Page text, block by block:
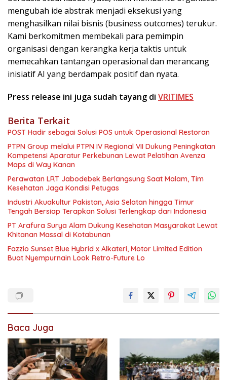
mengubah ide abstrak menjadi eksekusi yang
menghasilkan nilai bisnis (business outcomes) terukur.
Kami berkomitmen membekali para pemimpin
organisasi dengan kerangka kerja taktis untuk
memecahkan tantangan operasional dan merancang
inisiatif AI yang berdampak positif dan nyata.
Press release ini juga sudah tayang di VRITIMES
Berita Terkait
POST Hadir sebagai Solusi POS untuk Operasional Restoran
PTPN Group melalui PTPN IV Regional VII Dukung Peningkatan
Kompetensi Aparatur Perkebunan Lewat Pelatihan Avenza
Maps di Way Kanan
Perawatan LRT Jabodebek Berlangsung Saat Malam, Tim
Kesehatan Jaga Kondisi Petugas
Industri Akuakultur Pakistan, Asia Selatan hingga Timur
Tengah Bersiap Terapkan Solusi Terlengkap dari Indonesia
PT Arafura Surya Alam Dukung Kesehatan Masyarakat Lewat
Khitanan Massal di Kotabunan
Fazzio Sunset Blue Hybrid x Alkateri, Motor Limited Edition
Buat Nyempurnain Look Retro-Future Lo
Baca Juga